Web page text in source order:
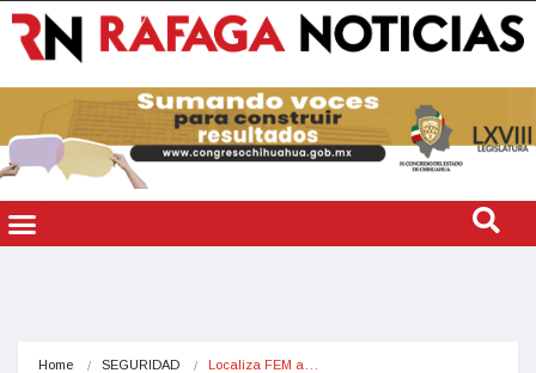
Home SEGURIDAD Localiza FEM a…